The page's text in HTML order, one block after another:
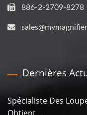
886-2-2709-8278
Dernières
Spécialiste Des